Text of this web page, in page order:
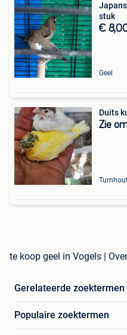
stuk
€
Geel
Duits
Zie
te koop geel in Vogels |
Gerelateerde zoektermen
Populaire zoektermen